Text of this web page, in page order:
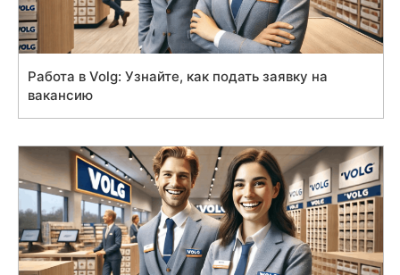
Работа в Volg: Узнайте, как подать заявку на
вакансию